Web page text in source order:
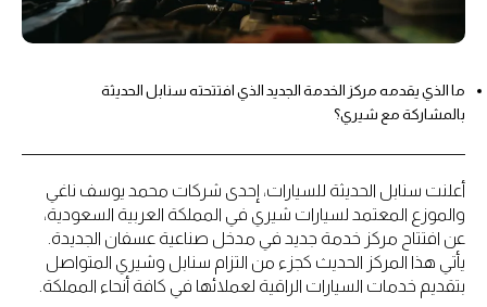
ما الذي يقدمه مركز الخدمة الجديد الذي افتتحته سنابل الحديثة
بالمشاركة مع شيري؟
أعلنت سنابل الحديثة للسيارات، إحدى شركات محمد يوسف ناغي
والموزع المعتمد لسيارات شيري في المملكة العربية السعودية،
عن افتتاح مركز خدمة جديد في مدخل صناعية عسفان الجديدة.
يأتي هذا المركز الحديث كجزء من التزام سنابل وشيري المتواصل
بتقديم خدمات السيارات الراقية لعملائها في كافة أنحاء المملكة.